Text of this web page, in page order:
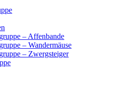
– Affenbande
– Wandermäuse
– Zwergsteiger